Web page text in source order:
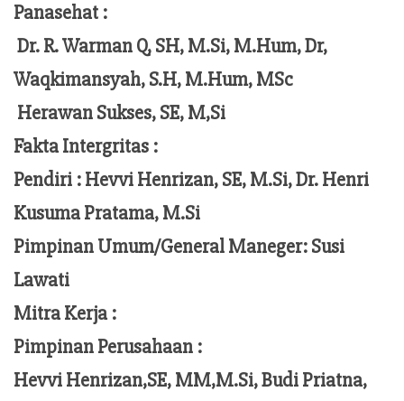
Panasehat :
Dr. R. Warman Q, SH, M.Si, M.Hum,Dr,
Waqkimansyah, S.H, M.Hum, MSc
Herawan Sukses, SE, M,Si
Fakta Intergritas :
Pendiri :Hevvi Henrizan, SE, M.Si, Dr. Henri
Kusuma Pratama, M.Si
Pimpinan Umum/General Maneger:Susi
Lawati
Mitra Kerja :
Pimpinan Perusahaan :
Hevvi Henrizan,SE, MM,M.Si,Budi Priatna,